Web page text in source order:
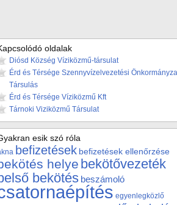
oldalak
Diósd Község Víziközmű-társulat
Érd és Térsége Szennyvízelvezetési
Társulás
Érd és Térsége Víziközmű Kft
Tárnoki Viziközmű Társulat
esik szó róla
befizetések befizetések ellenőrzése
helye bekötővezeték
bekötés beszámoló
egyenlegközlő